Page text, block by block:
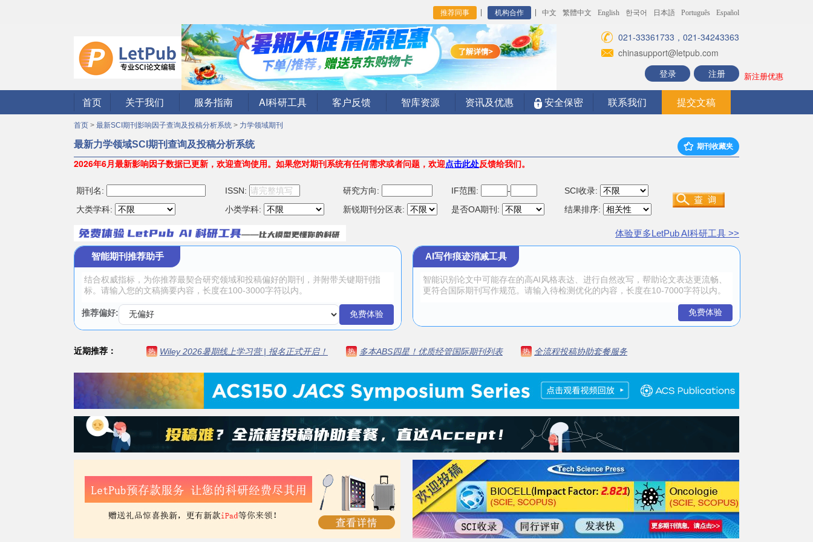
推荐同事 机构合作 中文 繁體中文 English 한국어 日本語 Português Español
021-33361733，021-34243363
chinasupport@letpub.com
登录
注册 新注册优惠
首页 关于我们 服务指南 AI科研工具 客户反馈 智库资源 资讯及优惠 安全保密 联系我们 提交文稿
首页 > 最新SCI期刊影响因子查询及投稿分析系统 > 力学领域期刊
最新力学领域SCI期刊查询及投稿分析系统 期刊收藏夹
2026年6月最新影响因子数据已更新，欢迎查询使用。 如果您对期刊系统有任何需求或者问题，欢迎点击此处反馈给我们。
期刊名: ISSN: 研究方向: IF范围: -
SCI收录:
大类学科:
小类学科: 新锐期刊分区表: 是否OA期刊: 结果排序:
体验更多LetPub AI科研工具 >>
智能期刊推荐助手
推荐偏好: 免费体验
AI写作痕迹消减工具
免费体验
近期推荐： 热 Wiley 2026暑期线上学习营 | 报名正式开启！ 热 多本ABS四星！优质经管国际期刊列表 热 全流程投稿协助套餐服务